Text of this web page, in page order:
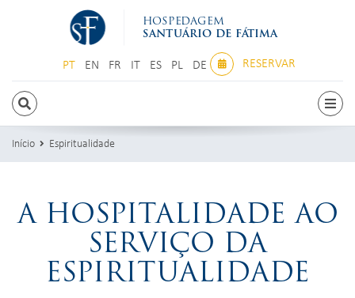
HOSPEDAGEM
SANTUÁRIO DE FÁTIMA
PTPTEN ENFR FRITIT ESESPL PLDE DE RESERVAR
Início Espiritualidade
A HOSPITALIDADE AO
SERVIÇO DA
ESPIRITUALIDADE